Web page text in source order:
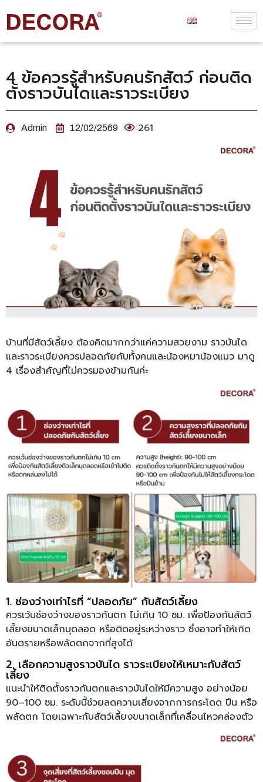
4 ข้อควรรู้สำหรับคนรักสัตว์ ก่อนติด
ตั้งราวบันไดและราวระเบียง
Admin 12/02/2569 261
บ้านที่มีสัตว์เลี้ยง ต้องคิดมากกว่าแค่ความสวยงาม ราวบันได
และราวระเบียงควรปลอดภัยกับทั้งคนและน้องหมาน้องแมว มาดู
4 เรื่องสำคัญที่ไม่ควรมองข้ามกันค่ะ
1. ช่องว่างเท่าไรที่ “ปลอดภัย” กับสัตว์เลี้ยง
ควรเว้นช่องว่างของราวกันตก ไม่เกิน 10 ซม. เพื่อป้องกันสัตว์
เลี้ยงขนาดเล็กมุดลอด หรือติดอยู่ระหว่างราว ซึ่งอาจทำให้เกิด
อันตรายหรือพลัดตกจากที่สูงได้
2. เลือกความสูงราวบันได ราวระเบียงให้เหมาะกับสัตว์
เลี้ยง
แนะนำให้ติดตั้งราวกันตกและราวบันไดให้มีความสูง อย่างน้อย
90–100 ซม. ระดับนี้ช่วยลดความเสี่ยงจากการกระโดด ปีน หรือ
พลัดตก โดยเฉพาะกับสัตว์เลี้ยงขนาดเล็กที่เคลื่อนไหวคล่องตัว